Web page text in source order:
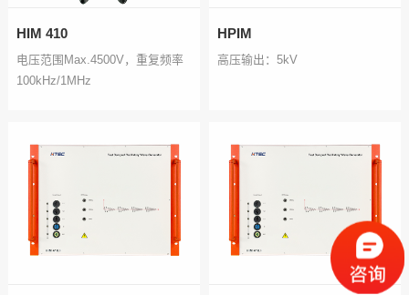
HIM 410
电压范围Max.4500V，重复频率
100kHz/1MHz
HPIM
高压输出：5kV